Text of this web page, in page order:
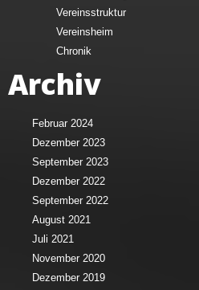
Vereinsstruktur
Vereinsheim
Chronik
Archiv
Februar 2024
Dezember 2023
September 2023
Dezember 2022
September 2022
August 2021
Juli 2021
November 2020
Dezember 2019